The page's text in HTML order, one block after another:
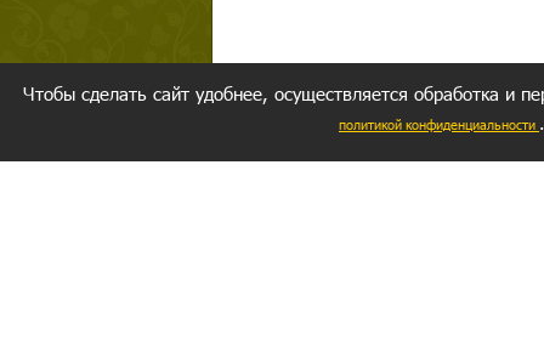
Чтобы сделать сайт удобнее, осуществляется обработка и
политикой конфиденциальности